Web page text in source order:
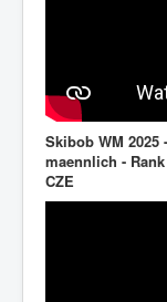
Skibob WM 2025
maennlich -
CZE